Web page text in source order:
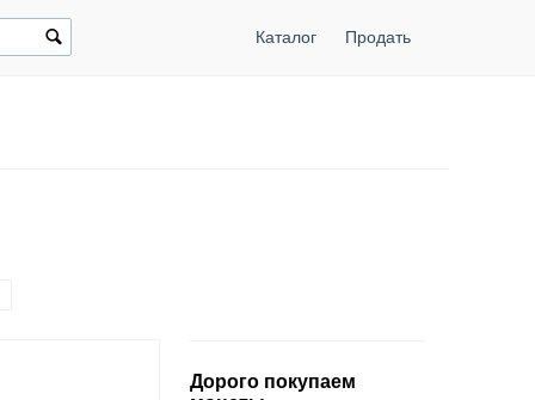
Каталог Продать
Дорого покупаем